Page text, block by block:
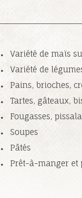
Variété de maïs
Variété de
Pains, brioches,
Tartes, gâteaux,
Fougasses,
Soupes
Pâtés
Prêt-à-manger et